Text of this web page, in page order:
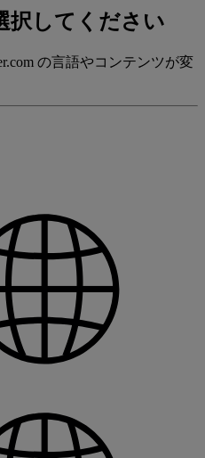
択してください
の言語やコンテンツが変